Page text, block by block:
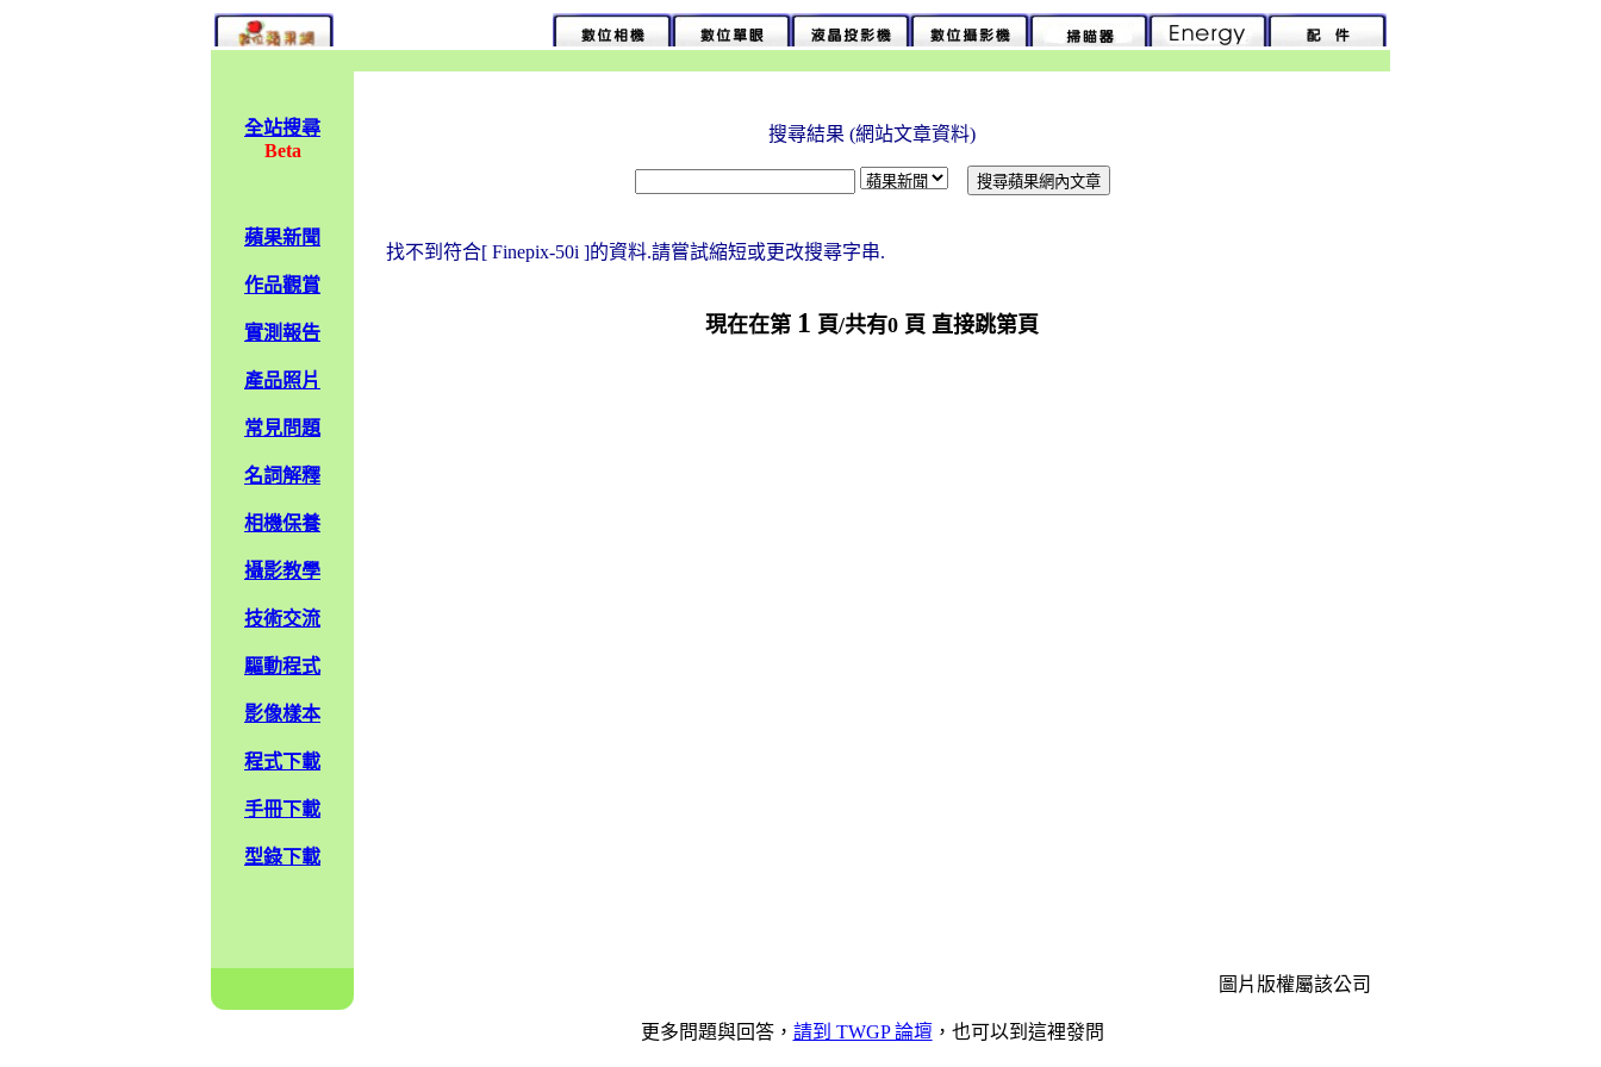
全站搜尋
Beta
蘋果新聞
作品觀賞
實測報告
產品照片
常見問題
名詞解釋
相機保養
攝影教學
技術交流
驅動程式
影像樣本
程式下載
手冊下載
型錄下載
搜尋結果 (網站文章資料)
找不到符合[ Finepix-50i ]的資料.請嘗試縮短或更改搜尋字串.
現在在第 1 頁/共有0 頁 直接跳第頁
圖片版權屬該公司
更多問題與回答， 請到 TWGP 論壇 ，也可以到這裡發問